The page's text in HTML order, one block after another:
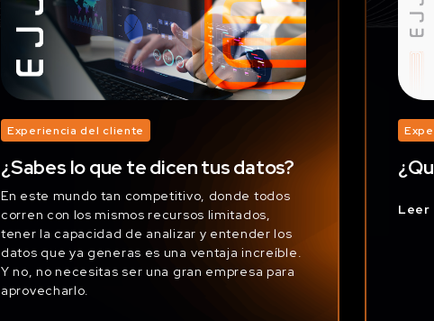
Experiencia del cliente
¿Sabes lo que te dicen tus datos?
En este mundo tan competitivo, donde todos
corren con los mismos recursos limitados,
tener la capacidad de analizar y entender los
datos que ya generas es una ventaja increíble.
Y no, no necesitas ser una gran empresa para
aprovecharlo.
Leer